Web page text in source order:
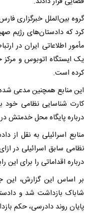
گروه بین‌الملل خبرگزاری
کرد که دادستان‌های رژیم
مأمور اطلاعاتی ایران در
یک ایستگاه اتوبوس و
کرده است.
این منابع همچنین مدعی
کارت شناسایی نظامی‌ خود
درباره پایگاه محل خدمتش
منابع اسرائیلی به نقل از
درباره اقداماتی را برای
شاباک بازداشت شد و
پایان روند دادرسی، حکم